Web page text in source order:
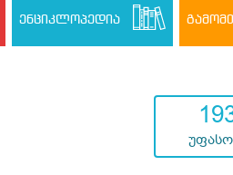
ენციკლოპედია